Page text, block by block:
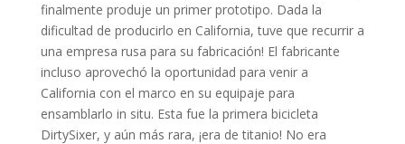
finalmente produje un primer prototipo. Dada la
dificultad de producirlo en California, tuve que recurrir a
una empresa rusa para su fabricación! El fabricante
incluso aprovechó la oportunidad para venir a
California con el marco en su equipaje para
ensamblarlo in situ. Esta fue la primera bicicleta
DirtySixer, y aún más rara, ¡era de titanio! No era